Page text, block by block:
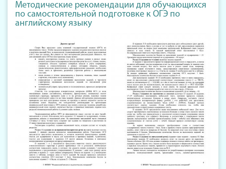
Методические рекомендации для обучающихся
по самостоятельной подготовке к ОГЭ по
английскому языку